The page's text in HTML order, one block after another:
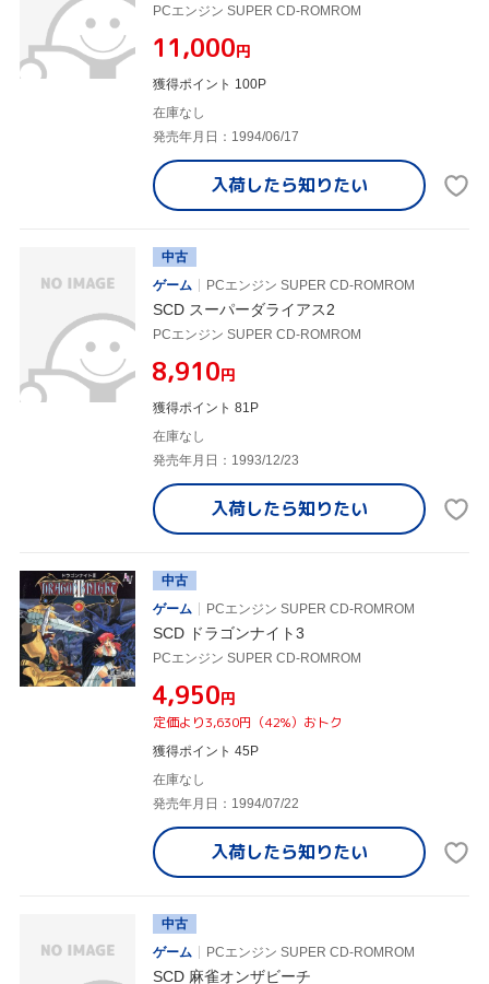
PCエンジン SUPER CD-ROMROM
¥11,000円
獲得ポイント 100P
在庫なし
発売年月日：1994/06/17
入荷したら知りたい
中古
ゲーム
PCエンジン SUPER CD-ROMROM
SCD スーパーダライアス2
PCエンジン SUPER CD-ROMROM
¥8,910円
獲得ポイント 81P
在庫なし
発売年月日：1993/12/23
入荷したら知りたい
中古
ゲーム
PCエンジン SUPER CD-ROMROM
SCD ドラゴンナイト3
PCエンジン SUPER CD-ROMROM
¥4,950円
定価より3,630円（42%）おトク
獲得ポイント 45P
在庫なし
発売年月日：1994/07/22
入荷したら知りたい
中古
ゲーム
PCエンジン SUPER CD-ROMROM
SCD 麻雀オンザビーチ